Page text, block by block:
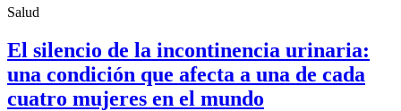
Salud
El silencio de la incontinencia urinaria:
una condición que afecta a una de cada
cuatro mujeres en el mundo